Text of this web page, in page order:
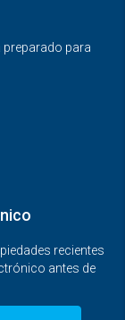
para
recientes
antes de